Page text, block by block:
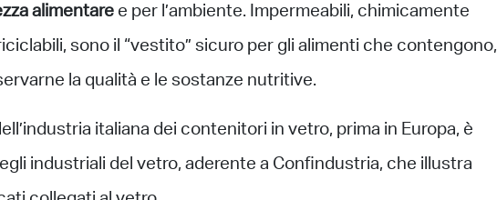
alimentare e per l’ambiente. Impermeabili, chimicamente
sono il “vestito” sicuro per gli alimenti che contengono,
la qualità e le sostanze nutritive.
italiana dei contenitori in vetro, prima in Europa, è
industriali del vetro, aderente a Confindustria, che illustra